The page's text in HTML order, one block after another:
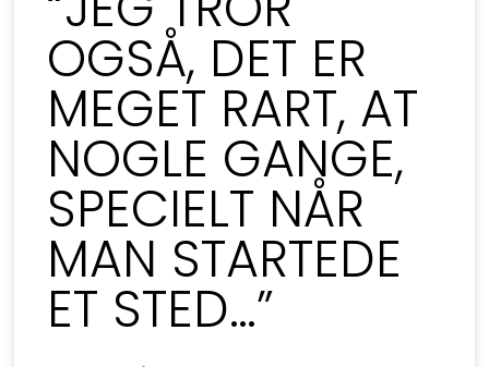
OGSÅ, DET ER
MEGET RART, AT
NOGLE GANGE,
SPECIELT NÅR
MAN STARTEDE
ET STED…”